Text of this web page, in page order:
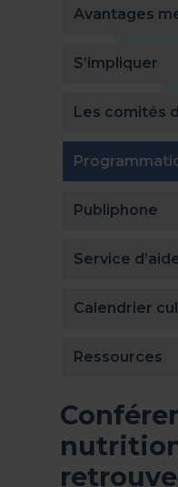
Avantages
S’impliquer
Les comités
Publiphone
Service
Calendrier
Ressources
nutrition